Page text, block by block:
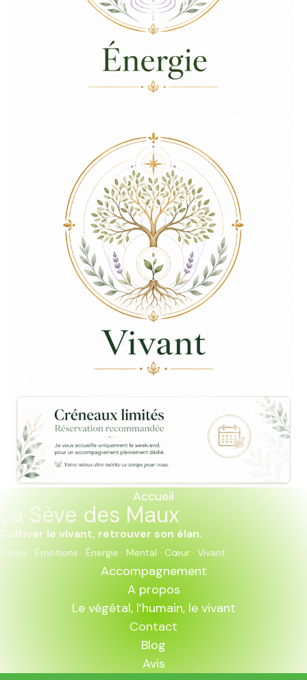
Accueil
La Sève des Maux
Cultiver le vivant, retrouver son élan.
Corps · Émotions · Énergie · Mental · Cœur · Vivant
Accompagnement
A propos
Le végétal, l’humain, le vivant
Contact
Blog
Avis